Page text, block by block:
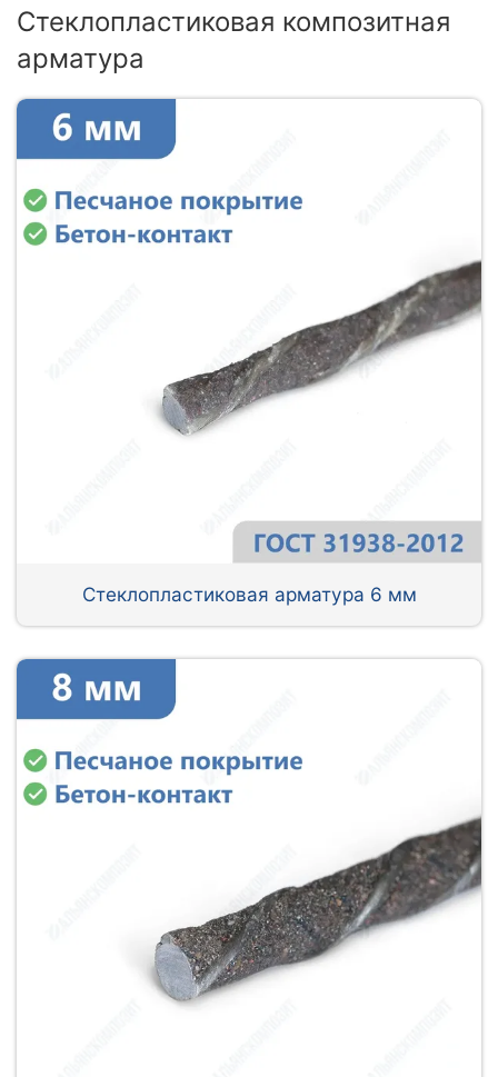
Стеклопластиковая композитная
арматура
Стеклопластиковая арматура 6 мм